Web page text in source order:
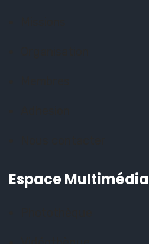
Espace Multimédia